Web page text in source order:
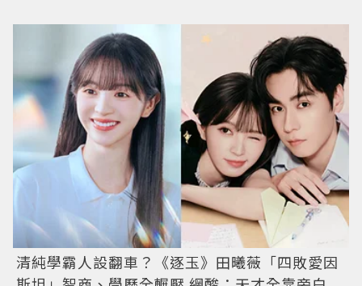
清純學霸人設翻車？《逐玉》田曦薇「四敗愛因